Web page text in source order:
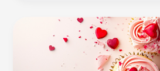
recettes
sucrées